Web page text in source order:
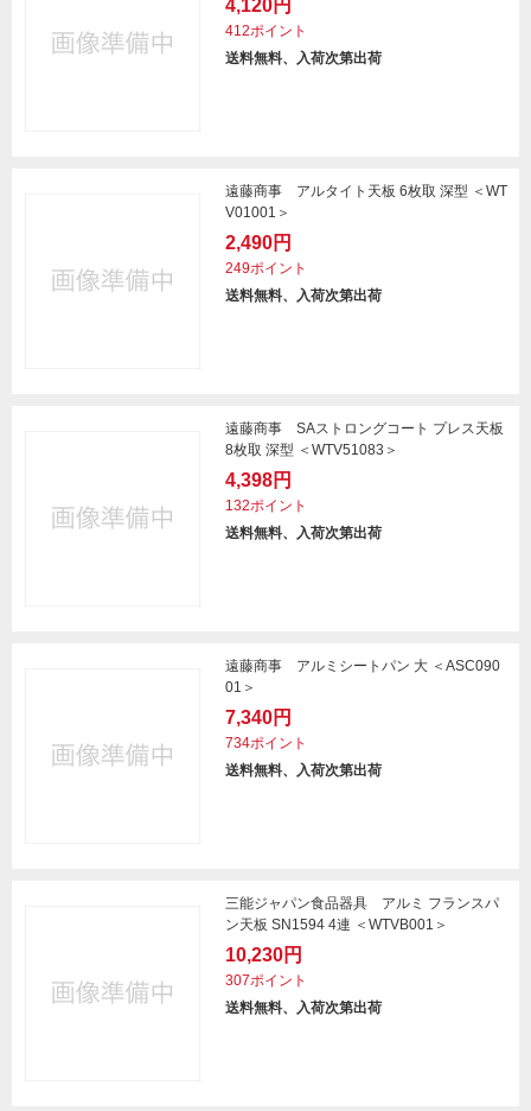
4,120円
412ポイント
送料無料、入荷次第出荷
遠藤商事 アルタイト天板 6枚取 深型 ＜WT
V01001＞
2,490円
249ポイント
送料無料、入荷次第出荷
遠藤商事 SAストロングコート プレス天板
8枚取 深型 ＜WTV51083＞
4,398円
132ポイント
送料無料、入荷次第出荷
遠藤商事 アルミシートパン 大 ＜ASC090
01＞
7,340円
734ポイント
送料無料、入荷次第出荷
三能ジャパン食品器具 アルミ フランスパ
ン天板 SN1594 4連 ＜WTVB001＞
10,230円
307ポイント
送料無料、入荷次第出荷